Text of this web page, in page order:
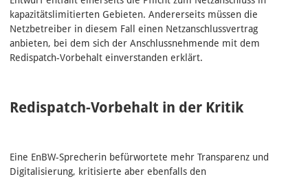
kapazitätslimitierten Gebieten. Andererseits müssen die
Netzbetreiber in diesem Fall einen Netzanschlussvertrag
anbieten, bei dem sich der Anschlussnehmende mit dem
Redispatch-Vorbehalt einverstanden erklärt.
Redispatch-Vorbehalt in der Kritik
Eine EnBW-Sprecherin befürwortete mehr Transparenz und
Digitalisierung, kritisierte aber ebenfalls den